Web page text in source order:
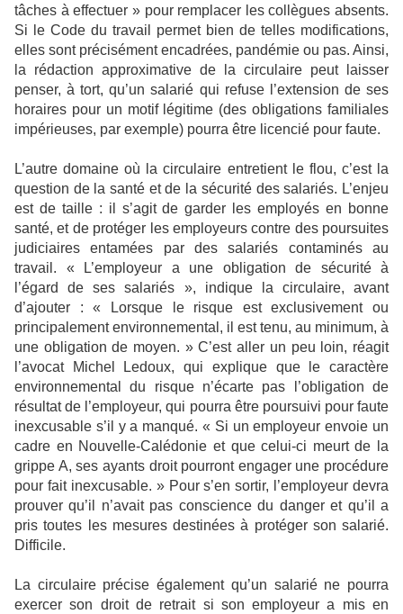
tâches à effectuer » pour remplacer les collègues absents.
Si le Code du travail permet bien de telles modifications,
elles sont précisément encadrées, pandémie ou pas. Ainsi,
la rédaction approximative de la circulaire peut laisser
penser, à tort, qu’un salarié qui refuse l’extension de ses
horaires pour un motif légitime (des obligations familiales
impérieuses, par exemple) pourra être licencié pour faute.
L’autre domaine où la circulaire entretient le flou, c’est la
question de la santé et de la sécurité des salariés. L’enjeu
est de taille : il s’agit de garder les employés en bonne
santé, et de protéger les employeurs contre des poursuites
judiciaires entamées par des salariés contaminés au
travail. « L’employeur a une obligation de sécurité à
l’égard de ses salariés », indique la circulaire, avant
d’ajouter : « Lorsque le risque est exclusivement ou
principalement environnemental, il est tenu, au minimum, à
une obligation de moyen. » C’est aller un peu loin, réagit
l’avocat Michel Ledoux, qui explique que le caractère
environnemental du risque n’écarte pas l’obligation de
résultat de l’employeur, qui pourra être poursuivi pour faute
inexcusable s’il y a manqué. « Si un employeur envoie un
cadre en Nouvelle-Calédonie et que celui-ci meurt de la
grippe A, ses ayants droit pourront engager une procédure
pour fait inexcusable. » Pour s’en sortir, l’employeur devra
prouver qu’il n’avait pas conscience du danger et qu’il a
pris toutes les mesures destinées à protéger son salarié.
Difficile.
La circulaire précise également qu’un salarié ne pourra
exercer son droit de retrait si son employeur a mis en